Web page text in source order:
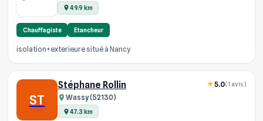
49.9 km
Chauffagiste Etancheur
isolation+exterieure situé à Nancy
ST
Stéphane Rollin
Wassy (52130)
47.3 km
5.0(1 avis)